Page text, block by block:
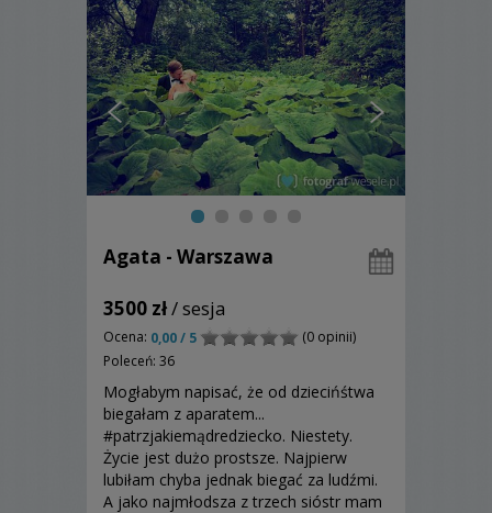
Agata - Warszawa
3500 zł/ sesja
Ocena: 0,00 / 5
(0 opinii)
Poleceń: 36
Mogłabym napisać, że od dziecińśtwa
biegałam z aparatem...
#patrzjakiemądredziecko. Niestety.
Życie jest dużo prostsze. Najpierw
lubiłam chyba jednak biegać za ludźmi.
A jako najmłodsza z trzech sióstr mam